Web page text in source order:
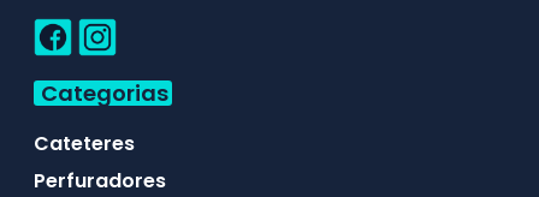
Categorias
Cateteres
Perfuradores